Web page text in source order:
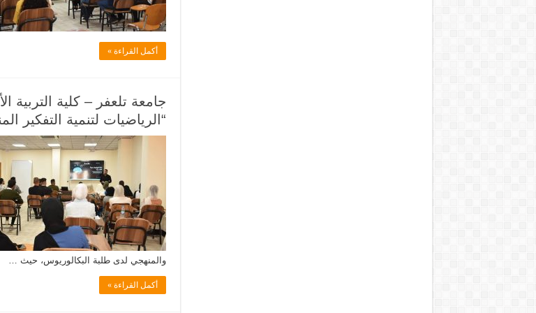
أكمل القراءة »
جامعة تلعفر – كلية
“الرياضيات لتنمية التفكير
والمنهجي لدى طلبة البكالوريوس، حيث …
أكمل القراءة »